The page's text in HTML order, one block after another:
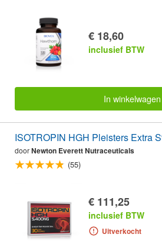
€ 18,60
inclusief BTW
In winkelwagen
ISOTROPIN HGH Pleisters Extra
doorNewton Everett Nutraceuticals
(55)
€ 111,25
inclusief BTW
Uitverkocht